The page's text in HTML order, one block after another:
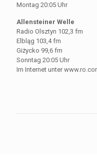
Montag 20:05 Uhr
Allensteiner Welle
Radio Olsztyn 102,3 fm
Elbląg 103,4 fm
Giżycko 99,6 fm
Sonntag 20:05 Uhr
Im Internet unter